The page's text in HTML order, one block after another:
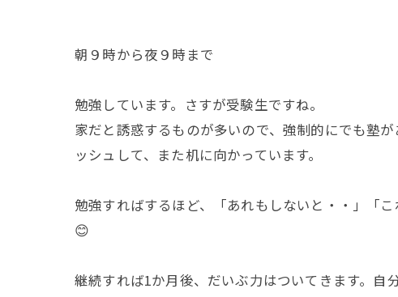
朝９時から夜９時まで
勉強しています。さすが受験生ですね。
家だと誘惑するものが多いので、強制的にでも塾
ッシュして、また机に向かっています。
勉強すればするほど、「あれもしないと・・」「
😊
継続すれば1か月後、だいぶ力はついてきます。自